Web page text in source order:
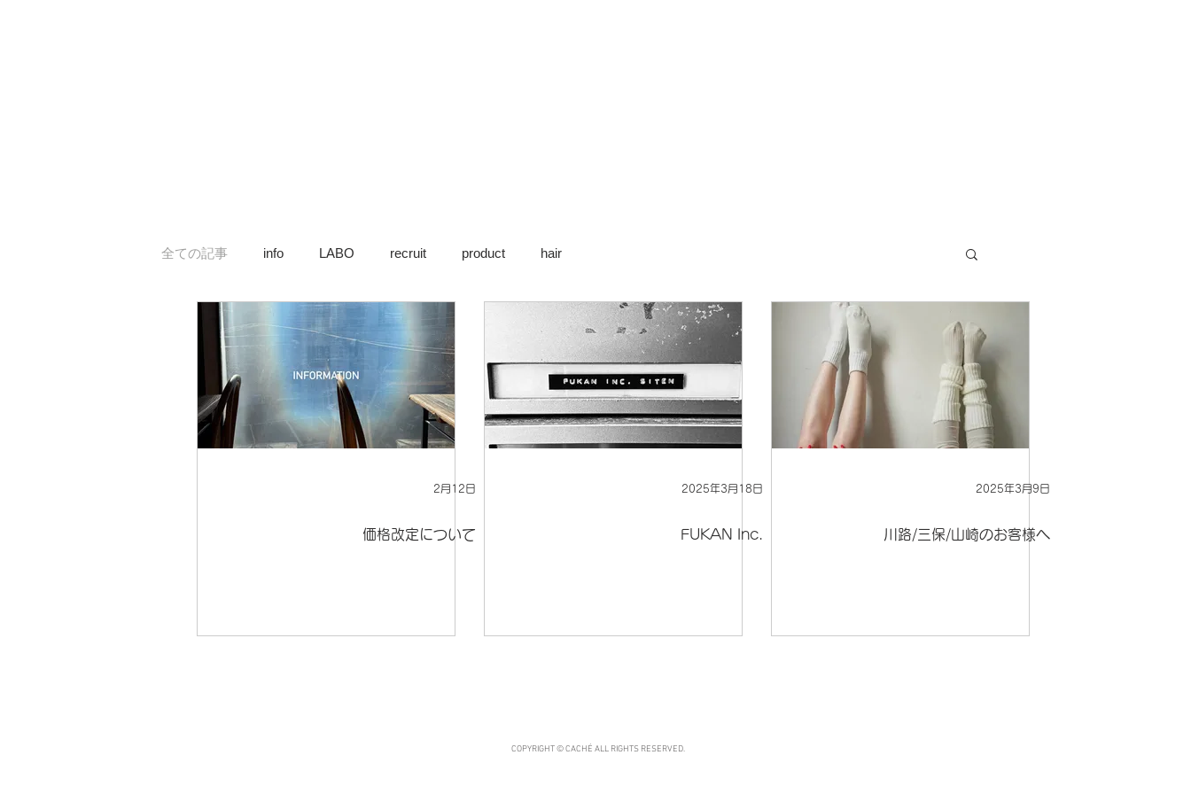
全ての記事 info LABO recruit product hair
2月12日
価格改定について
2025年3月18日
FUKAN Inc.
2025年3月9日
川路/三保/山崎のお客様へ
COPYRIGHT ©︎ CACHÉ ALL RIGHTS RESERVED.